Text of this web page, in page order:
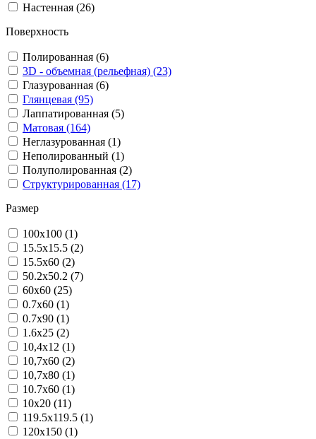
Настенная (26)
Поверхность
Полированная (6)
3D - объемная (рельефная) (23)
Глазурованная (6)
Глянцевая (95)
Лаппатированная (5)
Матовая (164)
Неглазурованная (1)
Неполированный (1)
Полуполированная (2)
Структурированная (17)
Размер
100x100 (1)
15.5x15.5 (2)
15.5x60 (2)
50.2x50.2 (7)
60x60 (25)
0.7x60 (1)
0.7x90 (1)
1.6x25 (2)
10,4x12 (1)
10,7x60 (2)
10,7x80 (1)
10.7x60 (1)
10x20 (11)
119.5x119.5 (1)
120x150 (1)